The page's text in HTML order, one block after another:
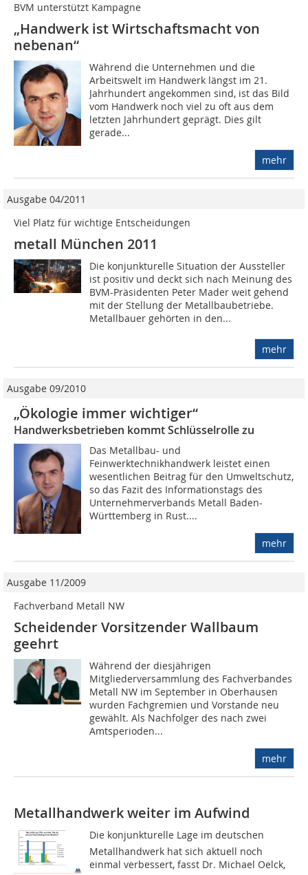
BVM unterstützt Kampagne
„Handwerk ist Wirtschaftsmacht von
nebenan“
Während die Unternehmen und die
Arbeitswelt im Handwerk längst im 21.
Jahrhundert angekommen sind, ist das Bild
vom Handwerk noch viel zu oft aus dem
letzten Jahrhundert geprägt. Dies gilt
gerade...
mehr
Ausgabe 04/2011
Viel Platz für wichtige Entscheidungen
metall München 2011
Die konjunkturelle Situation der Aussteller
ist positiv und deckt sich nach Meinung des
BVM-Präsidenten Peter Mader weit gehend
mit der Stellung der Metallbaubetriebe.
Metallbauer gehörten in den...
mehr
Ausgabe 09/2010
„Ökologie immer wichtiger“
Handwerksbetrieben kommt Schlüsselrolle zu
Das Metallbau- und
Feinwerktechnikhandwerk leistet einen
wesentlichen Beitrag für den Umweltschutz,
so das Fazit des Informationstags des
Unternehmerverbands Metall Baden-
Württemberg in Rust....
mehr
Ausgabe 11/2009
Fachverband Metall NW
Scheidender Vorsitzender Wallbaum
geehrt
Während der diesjährigen
Mitgliederversammlung des Fachverbandes
Metall NW im September in Oberhausen
wurden Fachgremien und Vorstande neu
gewählt. Als Nachfolger des nach zwei
Amtsperioden...
mehr
Metallhandwerk weiter im Aufwind
Die konjunkturelle Lage im deutschen
Metallhandwerk hat sich aktuell noch
einmal verbessert, fasst Dr. Michael Oelck,